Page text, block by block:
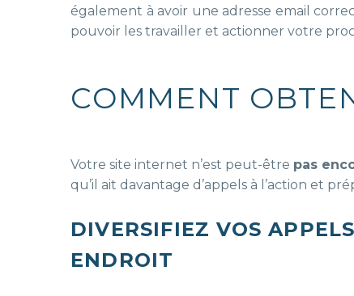
également à avoir une adresse email
pouvoir les travailler et actionner votre
COMMENT
Votre site internet n’est peut-être pas
qu’il ait davantage d’appels à l’action et
DIVERSIFIEZ VOS
ENDROIT